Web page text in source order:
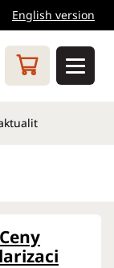
English version